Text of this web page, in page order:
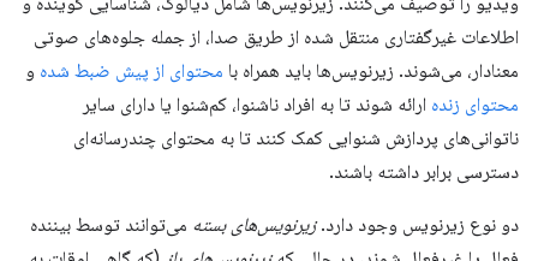
اطلاعات غیرگفتاری منتقل شده از طریق صدا، از جمله جلوه‌های صوتی
معنادار، می‌شوند. زیرنویس‌ها باید همراه با محتوای از پیش ضبط شده و
محتوای زنده ارائه شوند تا به افراد ناشنوا، کم‌شنوا یا دارای سایر
ناتوانی‌های پردازش شنوایی کمک کنند تا به محتوای چندرسانه‌ای
دسترسی برابر داشته باشند.
دو نوع زیرنویس وجود دارد.زیرنویس‌های بسته می‌توانند توسط بیننده